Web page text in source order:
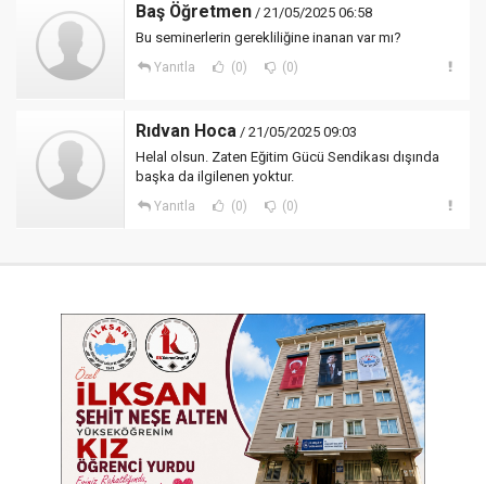
Baş Öğretmen / 21/05/2025 06:58
Bu seminerlerin gerekliliğine inanan var mı?
Yanıtla (0) (0)
Rıdvan Hoca / 21/05/2025 09:03
Helal olsun. Zaten Eğitim Gücü Sendikası dışında
başka da ilgilenen yoktur.
Yanıtla (0) (0)